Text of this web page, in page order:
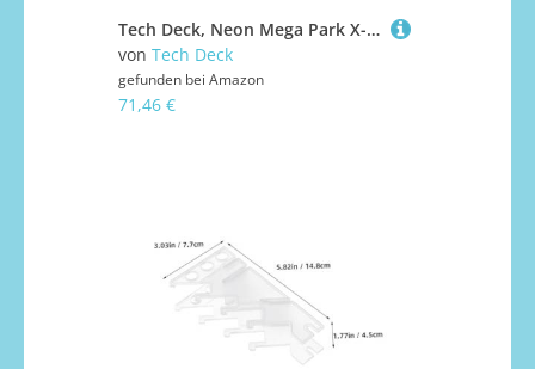
Tech Deck, Neon Mega Park X-Connect Creator, anpassbares Rampenset mit Zwei Fingerboards & Danny Way Mega Half Pipe X-Connect Park Creator, anpassbares Rampenset mit besonderem Plan B Fingerboard
von Tech Deck
gefunden bei Amazon
71,46 €